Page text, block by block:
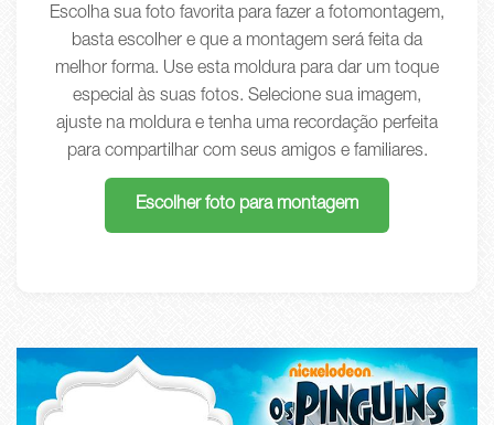
Escolha sua foto favorita para fazer a fotomontagem,
basta escolher e que a montagem será feita da
melhor forma. Use esta moldura para dar um toque
especial às suas fotos. Selecione sua imagem,
ajuste na moldura e tenha uma recordação perfeita
para compartilhar com seus amigos e familiares.
Escolher foto para montagem